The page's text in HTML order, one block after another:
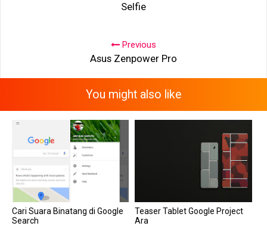
Selfie
Previous
Asus Zenpower Pro
You might also like
Cari Suara Binatang di Google
Search
Teaser Tablet Google Project
Ara